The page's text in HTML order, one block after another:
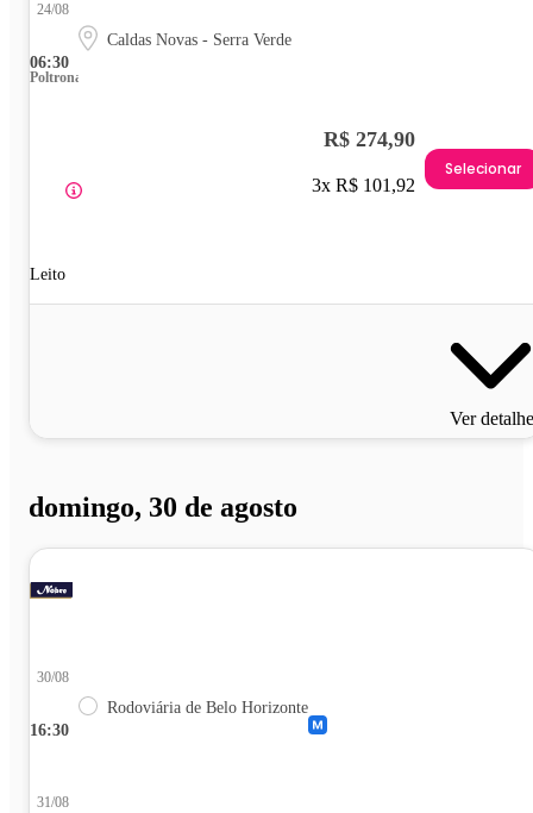
06:30
24/08
Caldas Novas - Serra Verde
Poltrona
Leito
R$ 274,90
3x R$ 101,92
Selecionar
Ver
domingo, 30 de agosto
16:30
30/08
Rodoviária de Belo Horizonte
31/08